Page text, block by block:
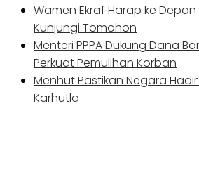
Wamen Ekraf Harap ke
Kunjungi Tomohon
Menteri PPPA Dukung Dana
Perkuat Pemulihan Korban
Menhut Pastikan Negara
Karhutla